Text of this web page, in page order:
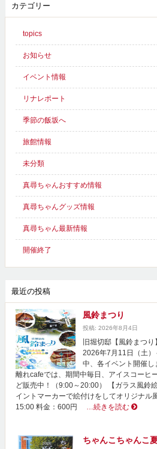
カテゴリー
topics
お知らせ
イベント情報
リナレポート
季節の飯坂へ
旅館情報
未分類
真尋ちゃんおすすめ情報
真尋ちゃんグッズ情報
真尋ちゃん最新情報
開催終了
最近の投稿
風鈴まつり
投稿: 2026年8月4日
旧堀切邸【風鈴まつ
2026年7月11日（土
中、各イベント開催
離れcafeでは、期間中毎日、アイスコーヒ
ど販売中！（9:00～20:00） 【ガラス風鈴
イントマーカーで絵付けをしてオリジナル
15:00 料金：600円
…続きを読む
ちゃんこちゃんこ